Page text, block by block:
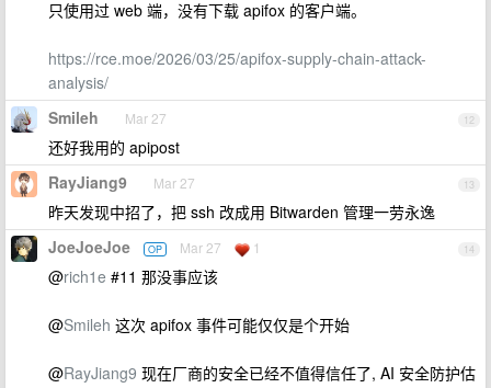
只使用过 web 端，没有下载 apifox 的客户端。
https://rce.moe/2026/03/25/apifox-supply-chain-attack-
analysis/
12
Smileh Mar 27
还好我用的 apipost
13
RayJiang9 Mar 27
昨天发现中招了，把 ssh 改成用 Bitwarden 管理一劳永逸
14
JoeJoeJoe OP Mar 27 1
@rich1e #11 那没事应该
@Smileh 这次 apifox 事件可能仅仅是个开始
@RayJiang9 现在厂商的安全已经不值得信任了, AI 安全防护估